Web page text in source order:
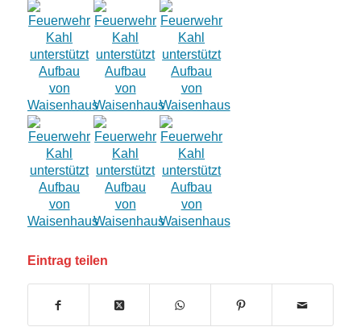
Eintrag teilen